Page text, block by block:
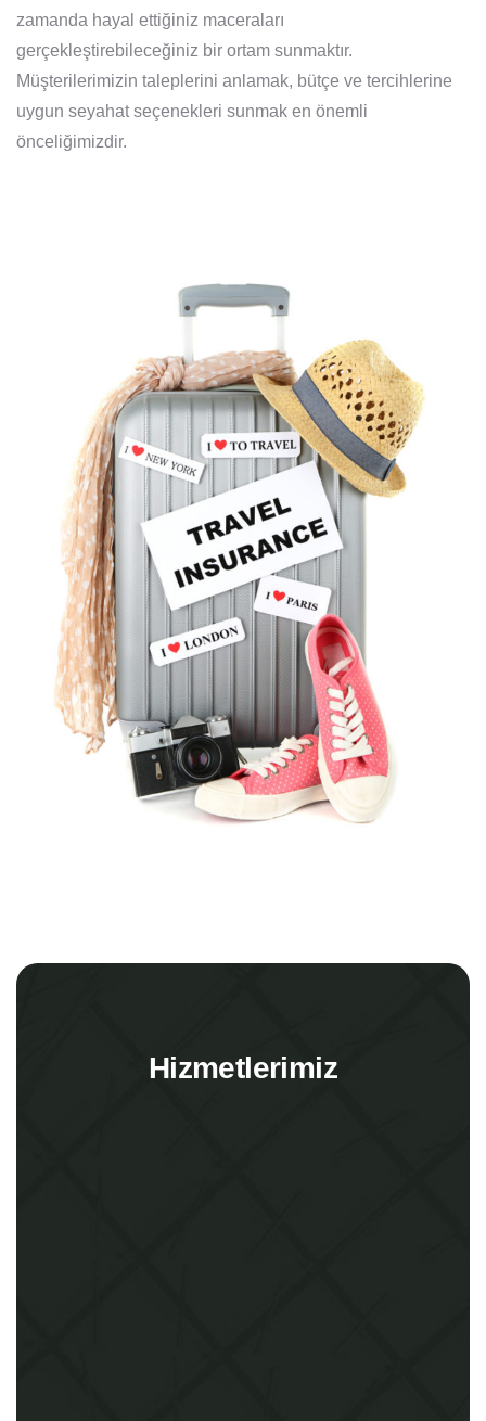
zamanda hayal ettiğiniz maceraları
gerçekleştirebileceğiniz bir ortam sunmaktır.
Müşterilerimizin taleplerini anlamak, bütçe ve tercihlerine
uygun seyahat seçenekleri sunmak en önemli
önceliğimizdir.
Hizmetlerimiz